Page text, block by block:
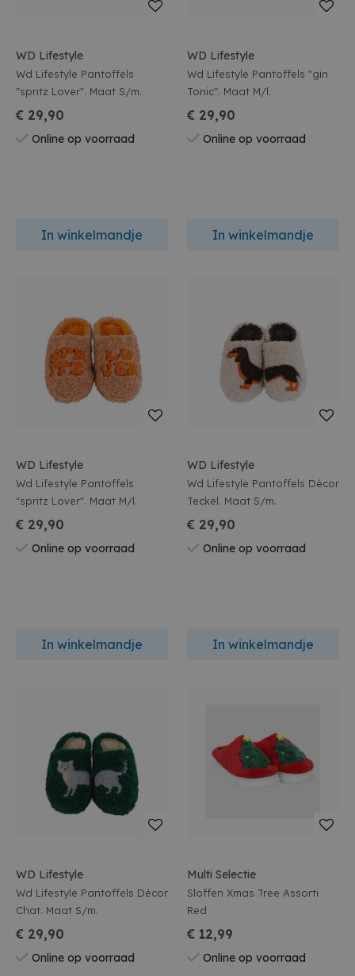
WD Lifestyle
Wd Lifestyle Pantoffels
"spritz Lover". Maat S/m.
€ 29,90
Online op voorraad
In winkelmandje
WD Lifestyle
Wd Lifestyle Pantoffels "gin
Tonic". Maat M/l.
€ 29,90
Online op voorraad
In winkelmandje
WD Lifestyle
Wd Lifestyle Pantoffels
"spritz Lover". Maat M/l.
€ 29,90
Online op voorraad
In winkelmandje
WD Lifestyle
Wd Lifestyle Pantoffels Décor
Teckel. Maat S/m.
€ 29,90
Online op voorraad
In winkelmandje
WD Lifestyle
Wd Lifestyle Pantoffels Décor
Chat. Maat S/m.
€ 29,90
Online op voorraad
Multi Selectie
Sloffen Xmas Tree Assorti
Red
€ 12,99
Online op voorraad